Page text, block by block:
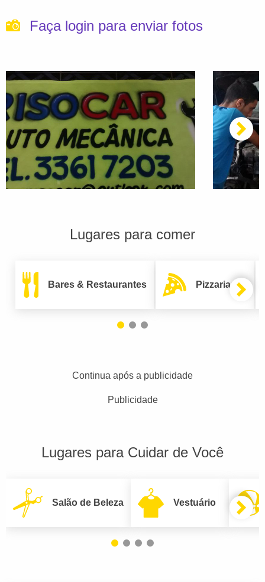
Faça login para enviar fotos
Lugares para comer
Bares & Restaurantes Pizzarias
Continua após a publicidade
Publicidade
Lugares para Cuidar de Você
Salão de Beleza Vestuário